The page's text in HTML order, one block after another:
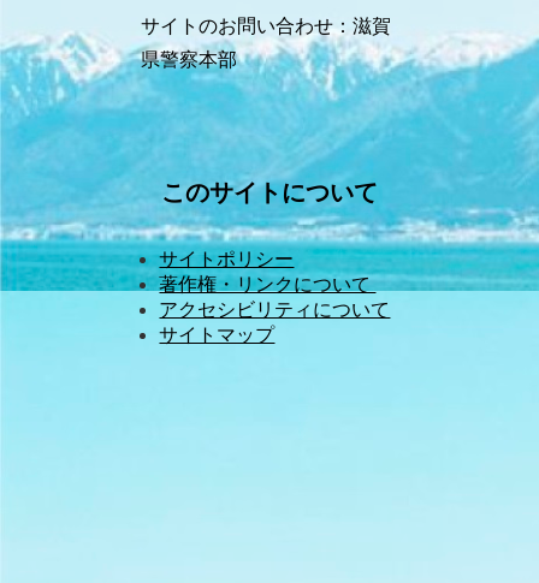
サイトのお問い合わせ：滋賀
県警察本部
このサイトについて
サイトポリシー
著作権・リンクについて
アクセシビリティについて
サイトマップ